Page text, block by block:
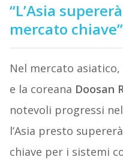
“L’Asia
mercato chiave”
Nel mercato asiatico,
e la coreana Doosan
notevoli progressi
l’Asia presto
chiave per i sistemi